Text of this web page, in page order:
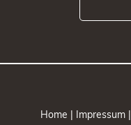
Home | Impressum |